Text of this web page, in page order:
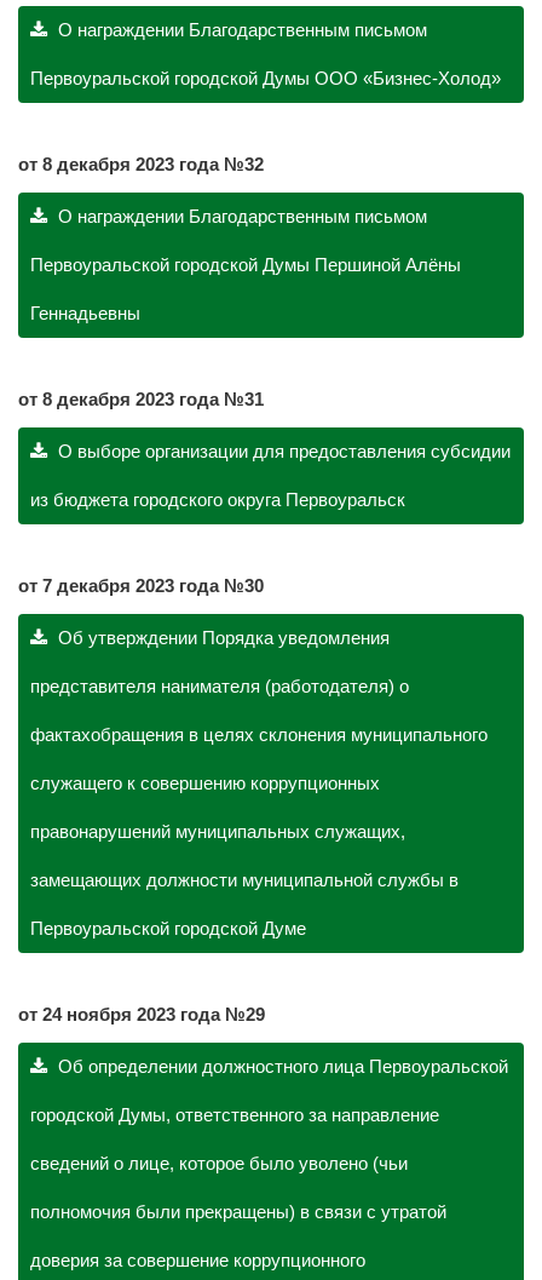
О награждении Благодарственным письмом
Первоуральской городской Думы ООО «Бизнес-Холод»
от 8 декабря 2023 года №32
О награждении Благодарственным письмом
Первоуральской городской Думы Першиной Алёны
Геннадьевны
от 8 декабря 2023 года №31
О выборе организации для предоставления субсидии
из бюджета городского округа Первоуральск
от 7 декабря 2023 года №30
Об утверждении Порядка уведомления
представителя нанимателя (работодателя) о
фактахобращения в целях склонения муниципального
служащего к совершению коррупционных
правонарушений муниципальных служащих,
замещающих должности муниципальной службы в
Первоуральской городской Думе
от 24 ноября 2023 года №29
Об определении должностного лица Первоуральской
городской Думы, ответственного за направление
сведений о лице, которое было уволено (чьи
полномочия были прекращены) в связи с утратой
доверия за совершение коррупционного